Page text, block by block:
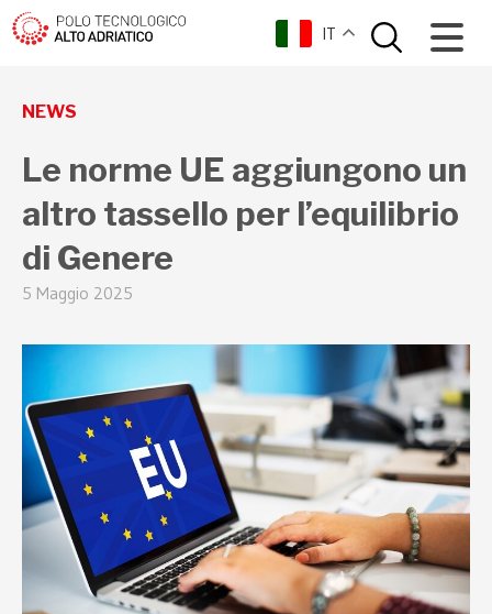
IT
torna indietro
NEWS
Le norme UE aggiungono un
altro tassello per l’equilibrio
di Genere
5 Maggio 2025